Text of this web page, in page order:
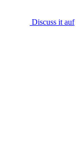
Discuss it auf